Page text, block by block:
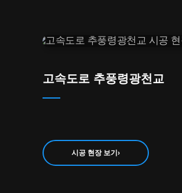
고속도로 추풍령광천교
시공 현장 보기›